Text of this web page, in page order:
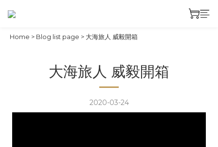
Home > Blog list page > 大海旅人 威毅開箱
大海旅人 威毅開箱
2020-03-24